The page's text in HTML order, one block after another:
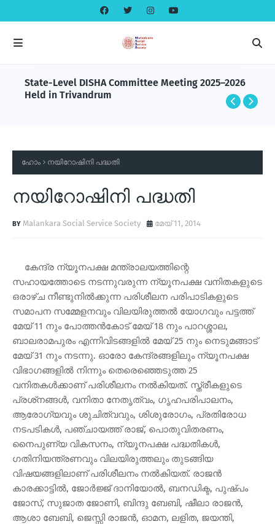
State-Level DISHA Committee Meeting 2025–2026
Held in Trivandrum
ഹോം നയിറോഷിനി പദ്ധതി
നയിറോഷിനി പദ്ധതി
Malankara Social Service Society മേയ് 11, 2014
കേന്ദ്ര ന്യൂനപക്ഷ മന്ത്രാലയത്തിന്റെ
സഹായത്തോടെ നടന്നുവരുന്ന ന്യൂനപക്ഷ വനിതകളുടെ
ഒരാഴ്ച നീണ്ടുനില്‍ക്കുന്ന പരിശീലന പരിപാടികളുടെ
സമാപന സമ്മേളനവും വിലയിരുത്തല്‍ യോഗവും പട്ടത്ത്
മേയ് 11 നും പോത്തന്‍കോട് മേയ് 18 നും പാറശ്ശാല,
ബാലരാമപുരം എന്നിവിടങ്ങളില്‍ മേയ് 25 നും നെടുമങ്ങാട്
മേയ് 31 നും നടന്നു. ഓരോ കേന്ദ്രങ്ങളിലും ന്യൂനപക്ഷ
വിഭാഗങ്ങളില്‍ നിന്നും തെരെഞ്ഞെടുത്ത 25
വനിതകള്‍ക്കാണ് പരിശീലനം നല്‍കിയത്. സ്ത്രീകളുടെ
പ്രശ്‌നങ്ങള്‍, വനിതാ നേതൃത്വം, ഗൃഹപരിപാലനം,
ആരോഗ്യവും ശുചിത്വവും, ശിശുരോഗം, പ്രതിരോധ
നടപടികള്‍, പഞ്ചായത്ത് രാജ്, പൊതുവിതരണം,
നൈപുണ്യ വികസനം, ന്യൂനപക്ഷ പദ്ധതികള്‍,
ഗതിനിയന്ത്രണവും വിലയിരുത്തലും തുടങ്ങിയ
വിഷയങ്ങളിലാണ് പരിശീലനം നല്‍കിയത്. രാജന്‍
കാരക്കാട്ടില്‍, ജോര്‍ജ്ജ് ദാനിയോല്‍, ബനഡിക്ട, പുഷ്പം
ജോസ്, സുജാത ജോണി, ബിന്ദു ബേബി, ഷീലാ രാജന്‍,
ആശാ ബേബി, ജെസ്സി രാജന്‍, ഓമന, ലളിത, ജയന്തി,